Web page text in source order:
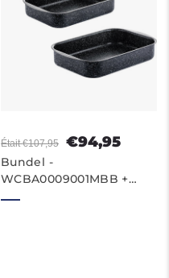
Était €107,95 €94,95
Bundel -
WCBA0009001MBB +
WCBA0009002MBB +